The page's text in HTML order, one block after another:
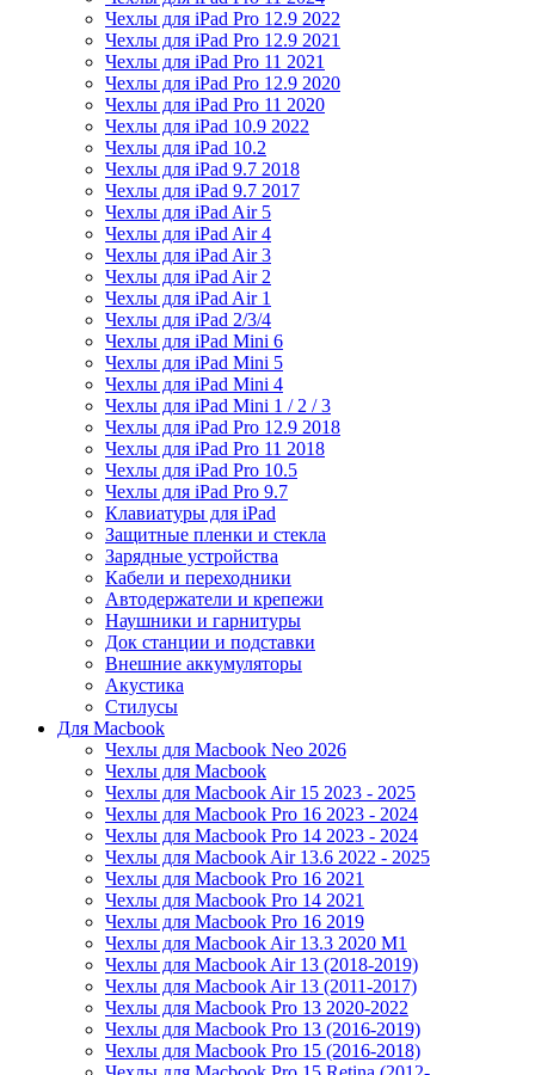
Чехлы для iPad Pro 12.9 2022
Чехлы для iPad Pro 12.9 2021
Чехлы для iPad Pro 11 2021
Чехлы для iPad Pro 12.9 2020
Чехлы для iPad Pro 11 2020
Чехлы для iPad 10.9 2022
Чехлы для iPad 10.2
Чехлы для iPad 9.7 2018
Чехлы для iPad 9.7 2017
Чехлы для iPad Air 5
Чехлы для iPad Air 4
Чехлы для iPad Air 3
Чехлы для iPad Air 2
Чехлы для iPad Air 1
Чехлы для iPad 2/3/4
Чехлы для iPad Mini 6
Чехлы для iPad Mini 5
Чехлы для iPad Mini 4
Чехлы для iPad Mini 1 / 2 / 3
Чехлы для iPad Pro 12.9 2018
Чехлы для iPad Pro 11 2018
Чехлы для iPad Pro 10.5
Чехлы для iPad Pro 9.7
Клавиатуры для iPad
Защитные пленки и стекла
Зарядные устройства
Кабели и переходники
Автодержатели и крепежи
Наушники и гарнитуры
Док станции и подставки
Внешние аккумуляторы
Акустика
Стилусы
Для Macbook
Чехлы для Macbook Neo 2026
Чехлы для Macbook
Чехлы для Macbook Air 15 2023 - 2025
Чехлы для Macbook Pro 16 2023 - 2024
Чехлы для Macbook Pro 14 2023 - 2024
Чехлы для Macbook Air 13.6 2022 - 2025
Чехлы для Macbook Pro 16 2021
Чехлы для Macbook Pro 14 2021
Чехлы для Macbook Pro 16 2019
Чехлы для Macbook Air 13.3 2020 M1
Чехлы для Macbook Air 13 (2018-2019)
Чехлы для Macbook Air 13 (2011-2017)
Чехлы для Macbook Pro 13 2020-2022
Чехлы для Macbook Pro 13 (2016-2019)
Чехлы для Macbook Pro 15 (2016-2018)